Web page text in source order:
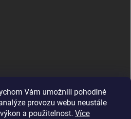
Vám umožnili pohodlné
provozu webu neustále
a použitelnost. Více